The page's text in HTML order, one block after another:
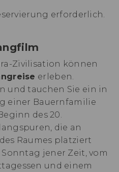
erforderlich.
Zivilisation können
erleben.
und tauchen Sie ein in
einer Bauernfamilie
des 20.
die an
Raumes platziert
jener Zeit, vom
und einem